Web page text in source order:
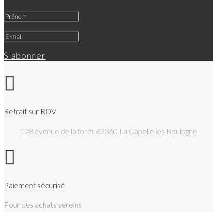
S'abonner

Retrait sur RDV
128 avenue de la forêt 62360 La Capelle les Boulogne

Paiement sécurisé
Pour des achats sereins